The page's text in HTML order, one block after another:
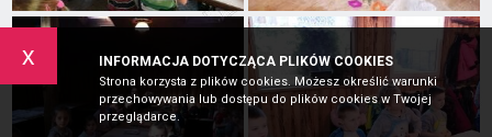
x INFORMACJA DOTYCZĄCA PLIKÓW COOKIES
Strona korzysta z plików cookies. Możesz określić warunki
przechowywania lub dostępu do plików cookies w Twojej
przeglądarce.